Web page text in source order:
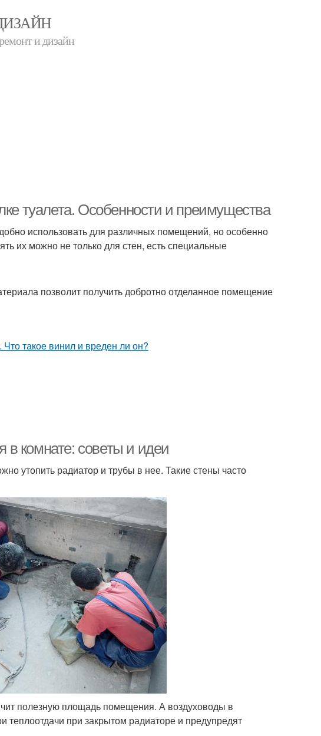
и дизайн
туалета. Особенности и преимущества
использовать для различных помещений, но особенно
их можно не только для стен, есть специальные
позволит получить добротно отделанное помещение
в комнате: советы и идеи
утопить радиатор и трубы в нее. Такие стены часто
полезную площадь помещения. А воздуховоды в
теплоотдачи при закрытом радиаторе и предупредят